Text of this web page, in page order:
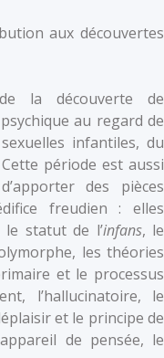
aux découvertes
la découverte de
au regard de
infantiles, du
période est aussi
des pièces
freudien : elles
statut de l’infans, le
les théories
et le processus
l’hallucinatoire, le
et le principe de
de pensée, le